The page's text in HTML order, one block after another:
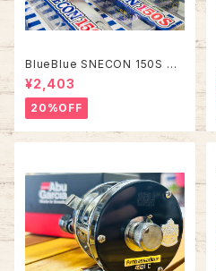
BlueBlue SNECON 150S ス
ネコン 150S
¥2,403
20%OFF